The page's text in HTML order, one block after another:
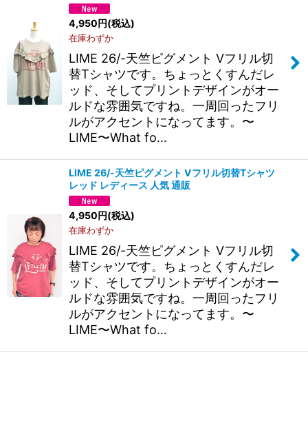
4,950円(税込)
在庫わずか
LIME 26/-天竺ピグメント Vフリル切
替Tシャツです。ちょっとくすんだレ
ッド、そしてプリントデザインがオー
ルドな雰囲気ですね。一周回ったフリ
ルがアクセントになってます。〜
LIME〜What fo…
LIME 26/-天竺ピグメント Vフリル切替Tシャツ
レッド レディース 人気 通販
4,950円(税込)
在庫わずか
LIME 26/-天竺ピグメント Vフリル切
替Tシャツです。ちょっとくすんだレ
ッド、そしてプリントデザインがオー
ルドな雰囲気ですね。一周回ったフリ
ルがアクセントになってます。〜
LIME〜What fo…